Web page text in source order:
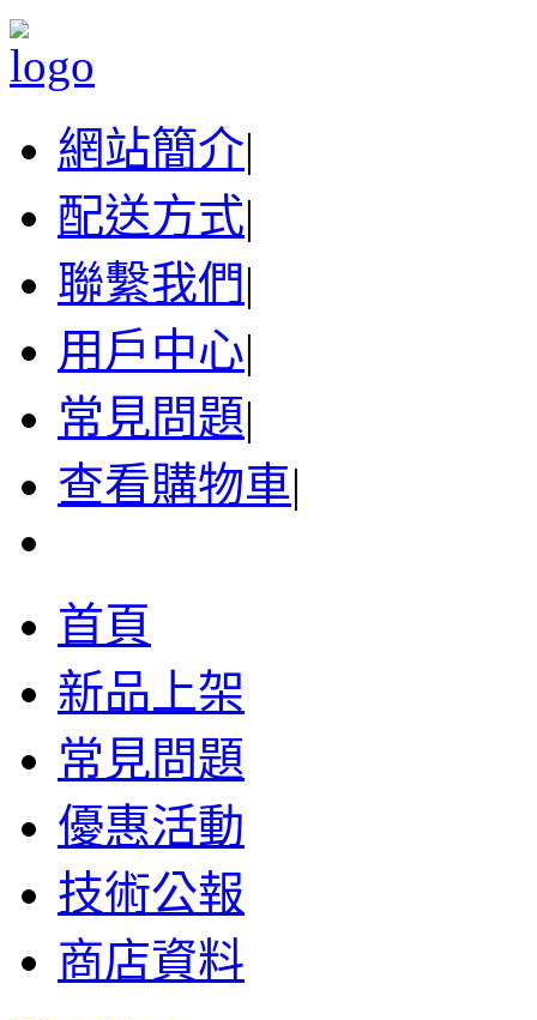
網站簡介|
配送方式|
聯繫我們|
用戶中心|
常見問題|
查看購物車|
首頁
新品上架
常見問題
優惠活動
技術公報
商店資料